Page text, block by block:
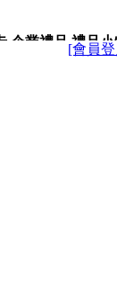
業禮品,禮品小
[會員